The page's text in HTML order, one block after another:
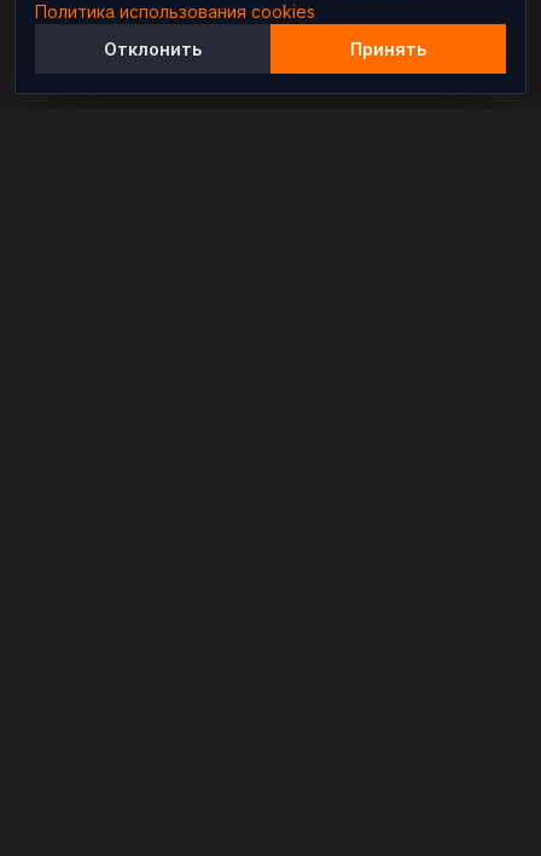
Политика использования cookies
Отклонить
Принять